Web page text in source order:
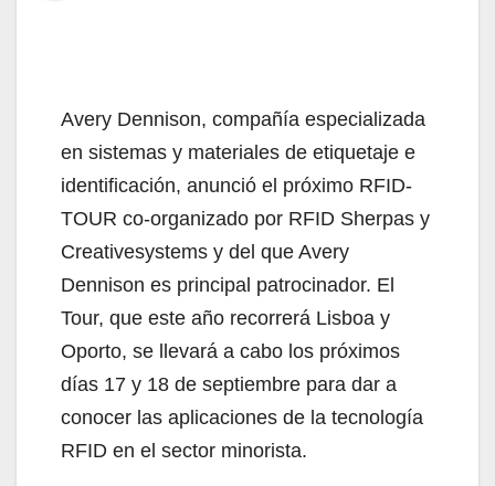
Avery Dennison, compañía especializada
en sistemas y materiales de etiquetaje e
identificación, anunció el próximo RFID-
TOUR co-organizado por RFID Sherpas y
Creativesystems y del que Avery
Dennison es principal patrocinador. El
Tour, que este año recorrerá Lisboa y
Oporto, se llevará a cabo los próximos
días 17 y 18 de septiembre para dar a
conocer las aplicaciones de la tecnología
RFID en el sector minorista.